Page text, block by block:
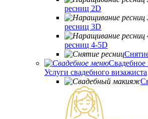
ресниц 2D
ресниц 3D
ресниц 4-5D
Услуги свадебного визажиста